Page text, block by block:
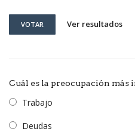
VOTAR Ver resultados
Cuál es la preocupación más
Trabajo
Deudas